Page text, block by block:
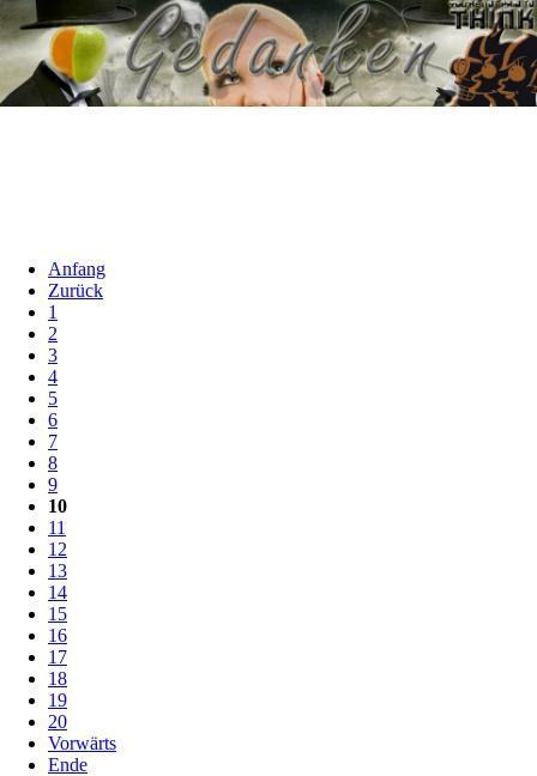
Anfang
Zurück
1
2
3
4
5
6
7
8
9
10
11
12
13
14
15
16
17
18
19
20
Vorwärts
Ende